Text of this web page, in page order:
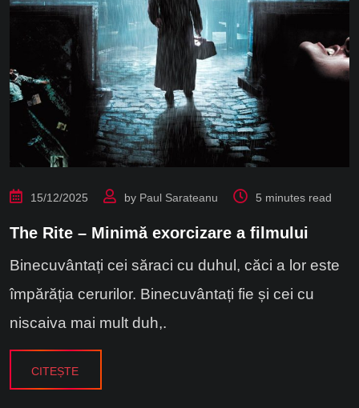
15/12/2025 by Paul Sarateanu 5 minutes read
The Rite – Minimă exorcizare a filmului
Binecuvântați cei săraci cu duhul, căci a lor este
împărăția cerurilor. Binecuvântați fie și cei cu
niscaiva mai mult duh,.
CITEȘTE